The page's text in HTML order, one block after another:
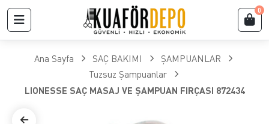
0
Ana Sayfa SAÇ BAKIMI
ŞAMPUANLAR
Tuzsuz Şampuanlar
LIONESSE SAÇ MASAJ VE ŞAMPUAN FIRÇASI 872434